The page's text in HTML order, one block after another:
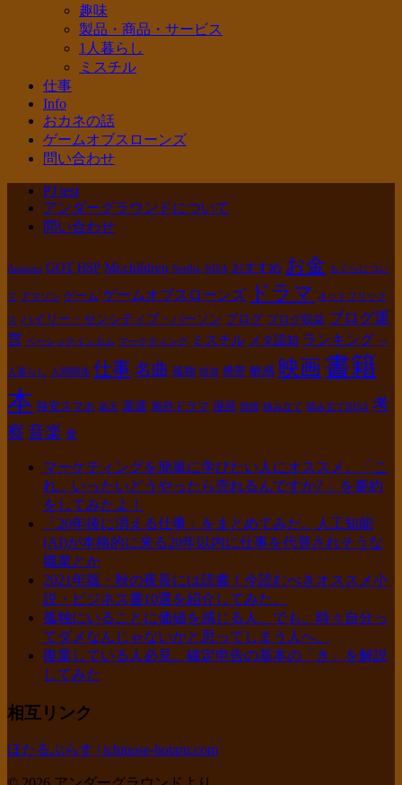
趣味
製品・商品・サービス
1人暮らし
ミスチル
仕事
Info
おカネの話
ゲームオブスローンズ
問い合わせ
PJ test
アンダーグラウンドについて
問い合わせ
Amazon GOT HSP Mr.children Netflix NISA おすすめ お金 もぐらについ
て アマゾン ゲーム ゲームオブスローンズ ドラマ ネットフリック
ス ハイリー・センシティブ・パーソン ブログ ブログ収益 ブログ運
営 ベーシックインカム マーケティング ミスチル メタ認知 ランキング 一
人暮らし 人間関係 仕事 名曲 孤独 投資 携帯 敏感 映画書籍
本 格安スマホ 楽天 派遣 海外ドラマ 漫画 禁煙 積み立て 積み立てNISA 考
察 音楽 食
マーケティングを簡単に学びたい人にオススメ。「こ
れ、いったいどうやったら売れるんですか? 」を要約
をしてみたよ！
「20年後に消える仕事」をまとめてみた。人工知能
(AI)が本格的に来る20年以内に仕事を代替されそうな
職業とか
2021年版・秋の夜長には読書！今読むべきオススメ小
説・ビジネス書10選を紹介してみた。
孤独にいることに価値を感じる人。でも、時々自分っ
てダメなんじゃないかと思ってしまう人へ。
復業している人必見。確定申告の基本の「き」を解説
してみた
相互リンク
ほたるぷらす | ichinose-hotaru.com